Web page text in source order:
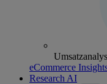
eCommerce
Research AI